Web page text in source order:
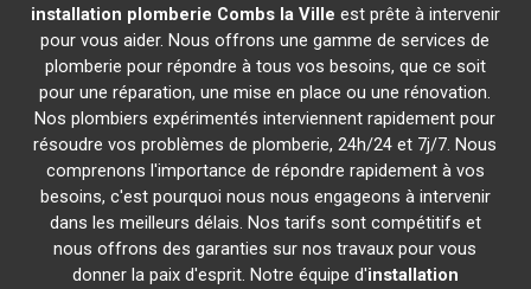
installation plomberie Combs la Ville est prête à intervenir
pour vous aider. Nous offrons une gamme de services de
plomberie pour répondre à tous vos besoins, que ce soit
pour une réparation, une mise en place ou une rénovation.
Nos plombiers expérimentés interviennent rapidement pour
résoudre vos problèmes de plomberie, 24h/24 et 7j/7. Nous
comprenons l'importance de répondre rapidement à vos
besoins, c'est pourquoi nous nous engageons à intervenir
dans les meilleurs délais. Nos tarifs sont compétitifs et
nous offrons des garanties sur nos travaux pour vous
donner la paix d'esprit. Notre équipe d'installation